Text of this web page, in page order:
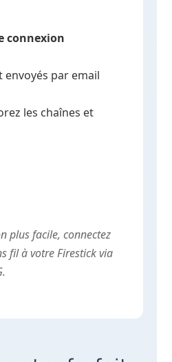
connexion
envoyés par email
les chaînes et
plus facile, connectez
fil à votre Firestick via